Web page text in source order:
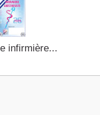
infirmière...